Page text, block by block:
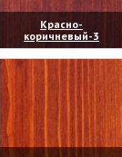
Красно-
коричневый-3
(увеличить)